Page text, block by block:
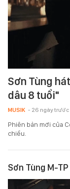
Sơn Tùng
dâu 8 tuổi"
MUSIK - 26 ngày trước
Phiên bản mới của
chiều.
Sơn Tùng M-